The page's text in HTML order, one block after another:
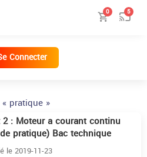
0 5
Connecter
pratique »
2 : Moteur a courant continu
pratique) Bac technique
le 2019-11-23